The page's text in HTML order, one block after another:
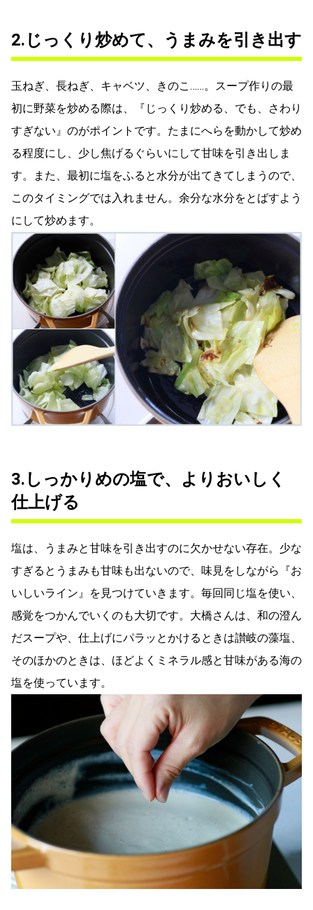
2.じっくり炒めて、うまみを引き出す
玉ねぎ、長ねぎ、キャベツ、きのこ……。スープ作りの最
初に野菜を炒める際は、『じっくり炒める、でも、さわり
すぎない』のがポイントです。たまにへらを動かして炒め
る程度にし、少し焦げるぐらいにして甘味を引き出しま
す。また、最初に塩をふると水分が出てきてしまうので、
このタイミングでは入れません。余分な水分をとばすよう
にして炒めます。
3.しっかりめの塩で、よりおいしく
仕上げる
塩は、うまみと甘味を引き出すのに欠かせない存在。少な
すぎるとうまみも甘味も出ないので、味見をしながら『お
いしいライン』を見つけていきます。毎回同じ塩を使い、
感覚をつかんでいくのも大切です。大橋さんは、和の澄ん
だスープや、仕上げにパラッとかけるときは讃岐の藻塩、
そのほかのときは、ほどよくミネラル感と甘味がある海の
塩を使っています。